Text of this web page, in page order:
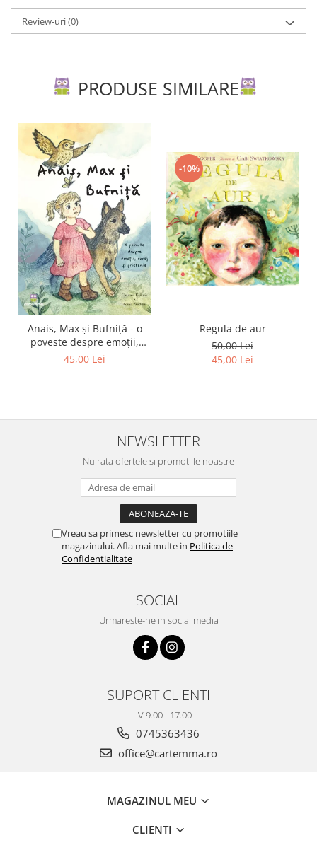
Review-uri(0)
PRODUSE SIMILARE
Anais, Max și Bufniță - o
poveste despre emoții,
curaj și prietenie
45,00 Lei
-10%
Regula de aur
50,00 Lei
45,00 Lei
NEWSLETTER
Nu rata ofertele si promotiile noastre
Vreau sa primesc newsletter cu promotiile
magazinului. Afla mai multe in Politica de
Confidentialitate
SOCIAL
Urmareste-ne in social media
SUPORT CLIENTI
L - V 9.00 - 17.00
0745363436
office@cartemma.ro
MAGAZINUL MEU
CLIENTI